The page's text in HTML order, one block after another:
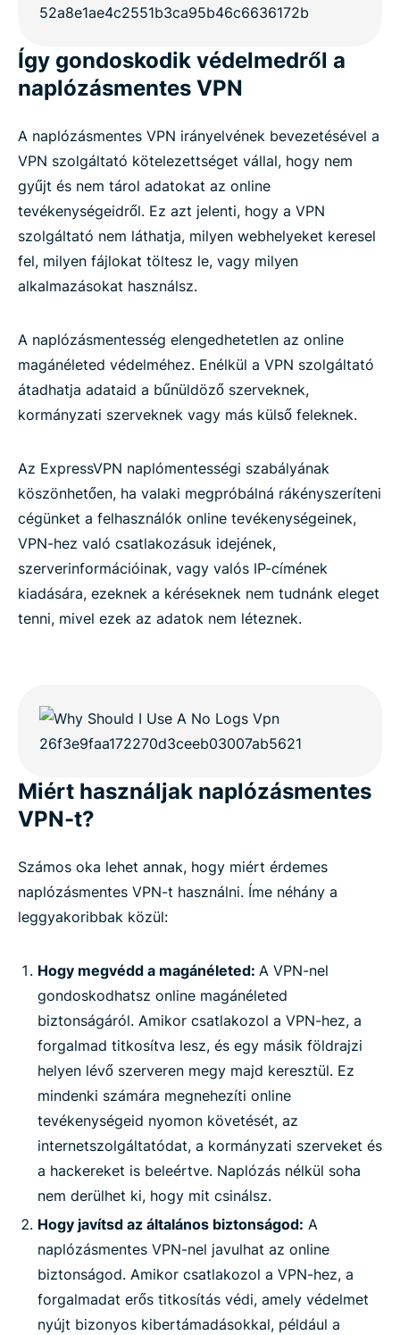
Így gondoskodik védelmedről a
naplózásmentes VPN
A naplózásmentes VPN irányelvének bevezetésével a
VPN szolgáltató kötelezettséget vállal, hogy nem
gyűjt és nem tárol adatokat az online
tevékenységeidről. Ez azt jelenti, hogy a VPN
szolgáltató nem láthatja, milyen webhelyeket keresel
fel, milyen fájlokat töltesz le, vagy milyen
alkalmazásokat használsz.
A naplózásmentesség elengedhetetlen az online
magánéleted védelméhez. Enélkül a VPN szolgáltató
átadhatja adataid a bűnüldöző szerveknek,
kormányzati szerveknek vagy más külső feleknek.
Az ExpressVPN naplómentességi szabályának
köszönhetően, ha valaki megpróbálná rákényszeríteni
cégünket a felhasználók online tevékenységeinek,
VPN-hez való csatlakozásuk idejének,
szerverinformációinak, vagy valós IP-címének
kiadására, ezeknek a kéréseknek nem tudnánk eleget
tenni, mivel ezek az adatok nem léteznek.
Miért használjak naplózásmentes
VPN-t?
Számos oka lehet annak, hogy miért érdemes
naplózásmentes VPN-t használni. Íme néhány a
leggyakoribbak közül:
Hogy megvédd a magánéleted: A VPN-nel
gondoskodhatsz online magánéleted
biztonságáról. Amikor csatlakozol a VPN-hez, a
forgalmad titkosítva lesz, és egy másik földrajzi
helyen lévő szerveren megy majd keresztül. Ez
mindenki számára megnehezíti online
tevékenységeid nyomon követését, az
internetszolgáltatódat, a kormányzati szerveket és
a hackereket is beleértve. Naplózás nélkül soha
nem derülhet ki, hogy mit csinálsz.
Hogy javítsd az általános biztonságod: A
naplózásmentes VPN-nel javulhat az online
biztonságod. Amikor csatlakozol a VPN-hez, a
forgalmadat erős titkosítás védi, amely védelmet
nyújt bizonyos kibertámadásokkal, például a